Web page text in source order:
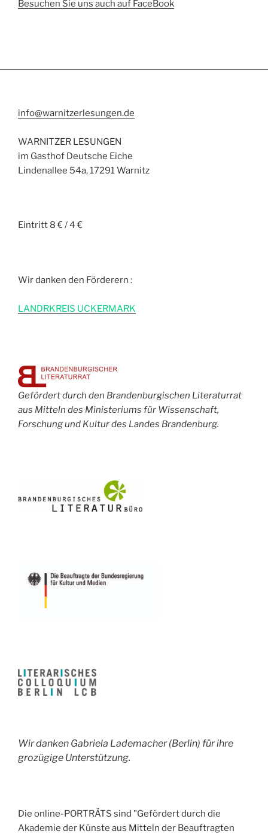
Besuchen Sie uns auch auf FaceBook
info@warnitzerlesungen.de
WARNITZER LESUNGEN
im Gasthof Deutsche Eiche
Lindenallee 54a, 17291 Warnitz
Eintritt 8 € / 4 €
Wir danken den Förderern :
LANDRKREIS UCKERMARK
Gefördert durch den Brandenburgischen Literaturrat
aus Mitteln des Ministeriums für Wissenschaft,
Forschung und Kultur des Landes Brandenburg.
Wir danken Gabriela Lademacher (Berlin) für ihre
grozügige Unterstützung.
Die online-PORTRÄTS sind "Gefördert durch die
Akademie der Künste aus Mitteln der Beauftragten